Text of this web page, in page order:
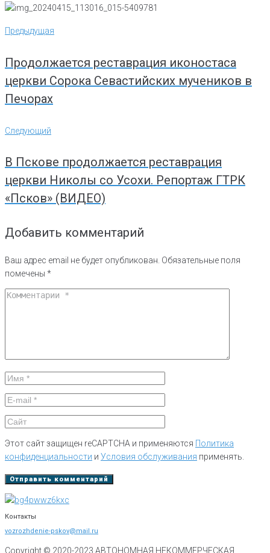
Навигация
по
Предыдущая
Предыдущая
Продолжается реставрация иконостаса
церкви Сорока Севастийских мучеников в
Печорах
Следующий
Следующий
В Пскове продолжается реставрация
церкви Николы со Усохи. Репортаж ГТРК
«Псков» (ВИДЕО)
Добавить комментарий
Ваш адрес email не будет опубликован. Обязательные поля
помечены *
Этот сайт защищен reCAPTCHA и применяются Политика
конфиденциальности и Условия обслуживания применять.
Контакты
vozrozhdenie-pskov@mail.ru
Copyright © 2020-2023 АВТОНОМНАЯ НЕКОММЕРЧЕСКАЯ